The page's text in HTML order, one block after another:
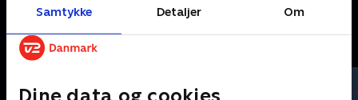
Samtykke Detaljer Om
Dine data og cookies
Andre så også